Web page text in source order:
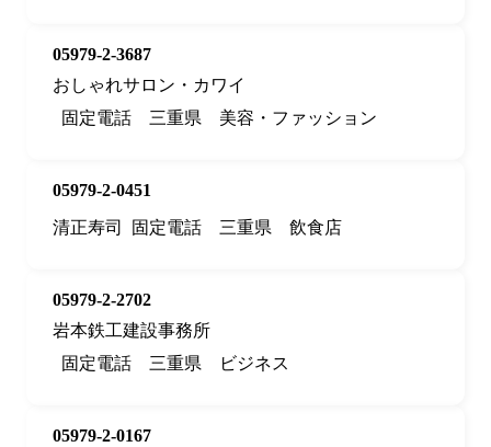
05979-2-3687
おしゃれサロン・カワイ
固定電話
三重県 美容・ファッション
05979-2-0451
清正寿司
固定電話 三重県 飲食店
05979-2-2702
岩本鉄工建設事務所
固定電話
三重県 ビジネス
05979-2-0167